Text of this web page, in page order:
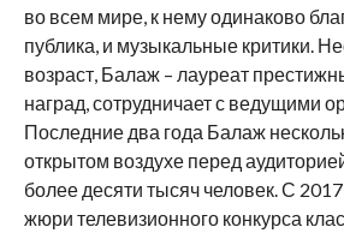
во всем мире, к нему одинаково
публика, и музыкальные критики.
возраст, Балаж – лауреат
наград, сотрудничает с ведущими
Последние два года Балаж
открытом воздухе перед
более десяти тысяч человек. С
жюри телевизионного конкурса